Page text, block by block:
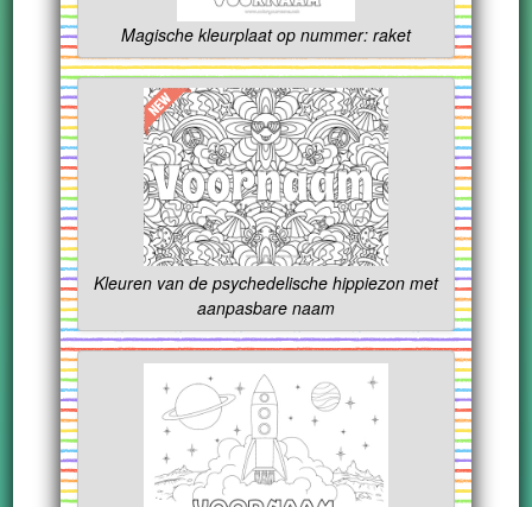
Magische kleurplaat op nummer: raket
Kleuren van de psychedelische hippiezon met
aanpasbare naam